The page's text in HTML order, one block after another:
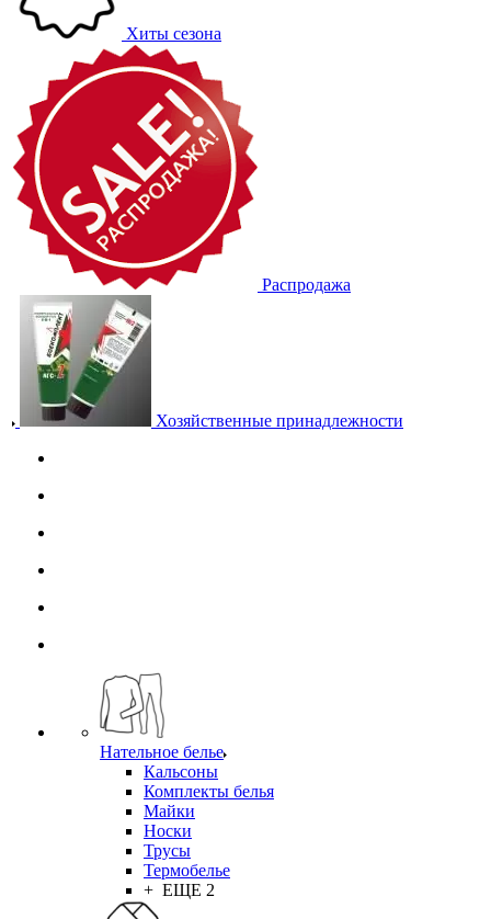
Хиты сезона
Распродажа
Хозяйственные принадлежности
Нательное белье
Кальсоны
Комплекты белья
Майки
Носки
Трусы
Термобелье
+ ЕЩЕ 2